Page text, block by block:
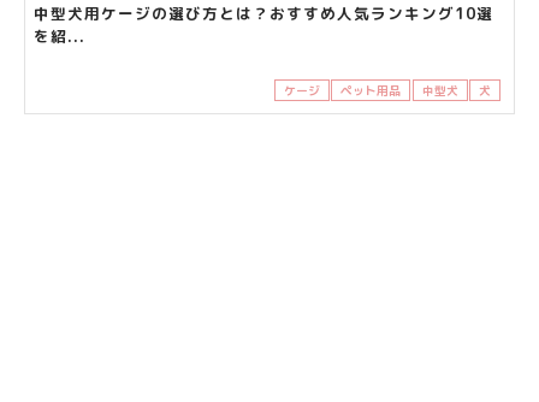
中型犬用ケージの選び方とは？おすすめ人気ランキング10選
を紹...
ケージ ペット用品 中型犬 犬